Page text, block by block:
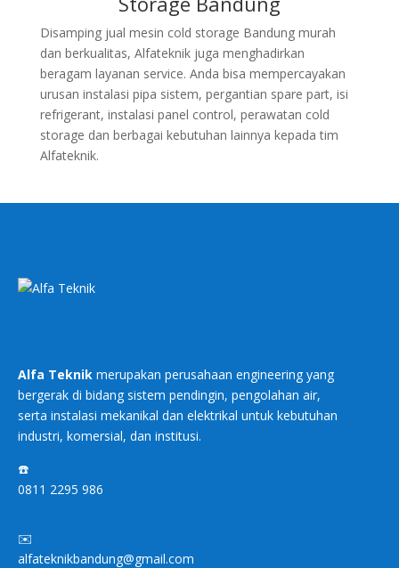
Disamping jual mesin cold storage Bandung murah
dan berkualitas, Alfateknik juga menghadirkan
beragam layanan service. Anda bisa mempercayakan
urusan instalasi pipa sistem, pergantian spare part, isi
refrigerant, instalasi panel control, perawatan cold
storage dan berbagai kebutuhan lainnya kepada tim
Alfateknik.
Alfa Teknik merupakan perusahaan engineering yang
bergerak di bidang sistem pendingin, pengolahan air,
serta instalasi mekanikal dan elektrikal untuk kebutuhan
industri, komersial, dan institusi.
☎️
0811 2295 986
✉️
alfateknikbandung@gmail.com